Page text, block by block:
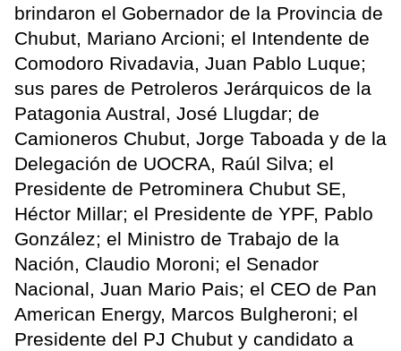
brindaron el Gobernador de la Provincia de
Chubut, Mariano Arcioni; el Intendente de
Comodoro Rivadavia, Juan Pablo Luque;
sus pares de Petroleros Jerárquicos de la
Patagonia Austral, José Llugdar; de
Camioneros Chubut, Jorge Taboada y de la
Delegación de UOCRA, Raúl Silva; el
Presidente de Petrominera Chubut SE,
Héctor Millar; el Presidente de YPF, Pablo
González; el Ministro de Trabajo de la
Nación, Claudio Moroni; el Senador
Nacional, Juan Mario Pais; el CEO de Pan
American Energy, Marcos Bulgheroni; el
Presidente del PJ Chubut y candidato a